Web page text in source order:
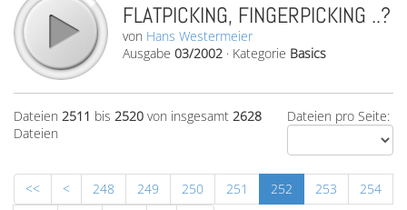
FLATPICKING, FINGERPICKING ..?
von Hans Westermeier
Ausgabe 03/2002 · Kategorie Basics
Dateien pro Seite:
Dateien 2511 bis 2520 von insgesamt 2628
Dateien
<< < 248 249 250 251 252 253
254